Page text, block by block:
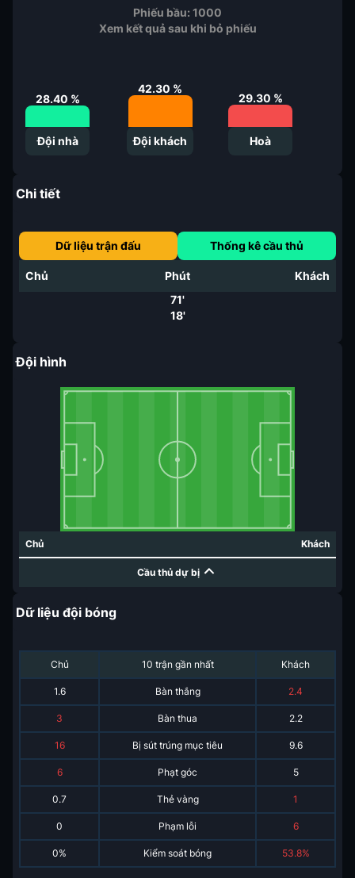
Phiếu bầu: 1000
Xem kết quả sau khi bỏ phiếu
28.40 %
Đội nhà
42.30 %
Đội khách
29.30 %
Hoà
Chi tiết
Dữ liệu trận đấu Thống kê cầu thủ
Chủ Phút
Khách
71'
18'
Đội hình
Chủ Khách
Cầu thủ dự bị
Dữ liệu đội bóng
Chủ 10 trận gần nhất Khách
1.6 Bàn thắng 2.4
3 Bàn thua 2.2
16 Bị sút trúng mục tiêu 9.6
6 Phạt góc 5
0.7 Thẻ vàng 1
0 Phạm lỗi 6
0% Kiểm soát bóng 53.8%